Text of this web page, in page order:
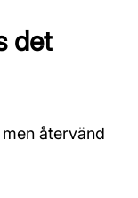
det
återvänd